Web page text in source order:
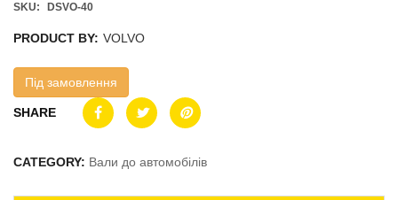
SKU: DSVO-40
PRODUCT BY: VOLVO
Під замовлення
SHARE
CATEGORY: Вали до автомобілів